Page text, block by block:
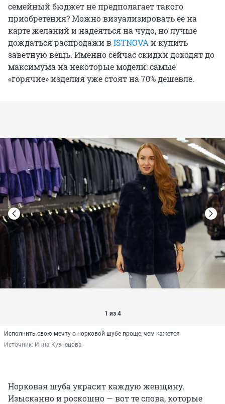
семейный бюджет не предполагает такого
приобретения? Можно визуализировать ее на
карте желаний и надеяться на чудо, но лучше
дождаться распродажи вISTNOVA и купить
заветную вещь. Именно сейчас скидки доходят до
максимума на некоторые модели: самые
«горячие» изделия уже стоят на 70% дешевле.
1 из 4
Исполнить свою мечту о норковой шубе проще, чем кажется
Источник: Инна Кузнецова
Норковая шуба украсит каждую женщину.
Изысканно и роскошно — вот те слова, которые